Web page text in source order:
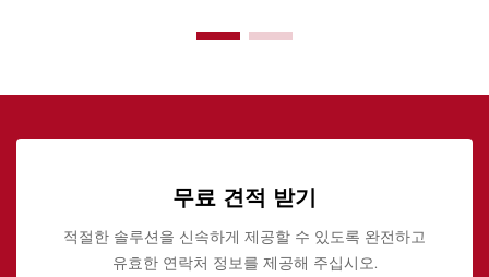
무료 견적 받기
적절한 솔루션을 신속하게 제공할 수 있도록 완전하고
유효한 연락처 정보를 제공해 주십시오.